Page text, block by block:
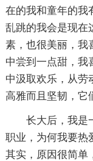
在的我和童年的我
乱跳的我会是现在
素，也很美丽，我
中尝到一点甜，我
中汲取欢乐，从劳
高雅而且坚韧，
长大后，我是
职业，为何我要热
其实，原因很简单